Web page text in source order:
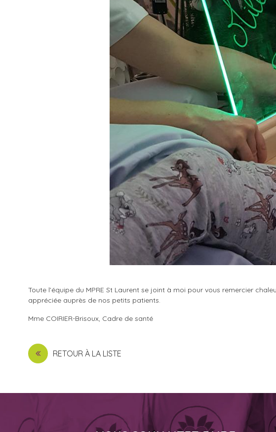
Toute l’équipe du MPRE St Laurent se joint à moi pour vous remercier
appréciée auprès de nos petits patients.
Mme COIRIER-Brisoux, Cadre de santé
RETOUR À LA LISTE